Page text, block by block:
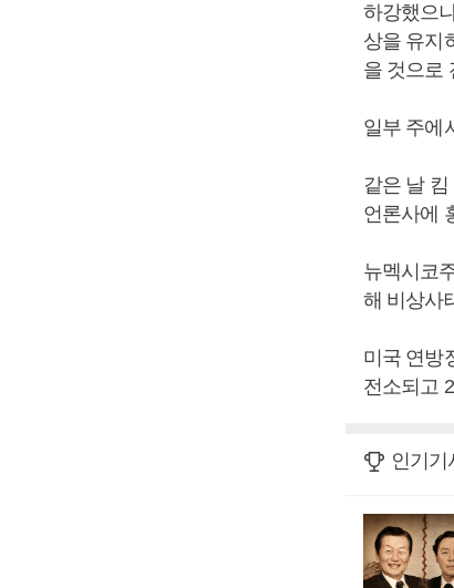
하강했으
상을 유지
을 것으로
일부 주에
같은 날
언론사에
뉴멕시코
해 비상사
미국 연방
전소되고
인기기